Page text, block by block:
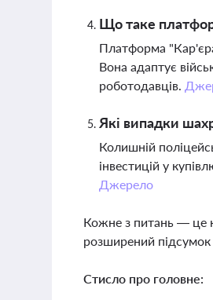
Що таке
Платформа
Вона адаптує
роботодавців.
Які випадки
Колишній
інвестицій у
Джерело
Кожне з питань — це
розширений підсумок
Стисло про головне: